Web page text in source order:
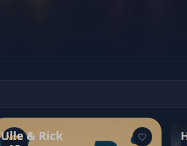
NOV
Ulle & Rick